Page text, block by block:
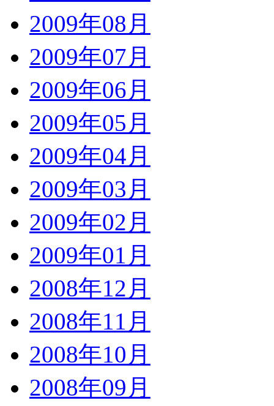
2009年08月
2009年07月
2009年06月
2009年05月
2009年04月
2009年03月
2009年02月
2009年01月
2008年12月
2008年11月
2008年10月
2008年09月